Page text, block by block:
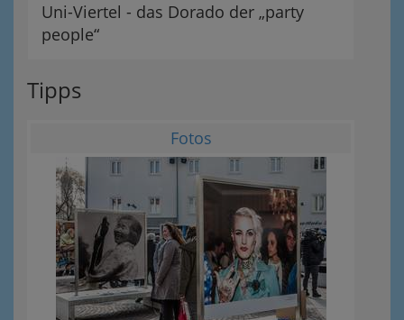
Uni-Viertel - das Dorado der „party
people“
Tipps
Fotos